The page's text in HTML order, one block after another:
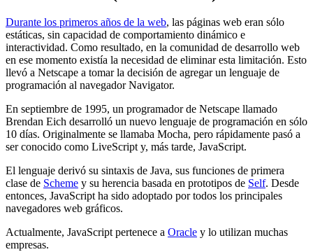
Durante los primeros años de la web, las páginas web eran sólo
estáticas, sin capacidad de comportamiento dinámico e
interactividad. Como resultado, en la comunidad de desarrollo web
en ese momento existía la necesidad de eliminar esta limitación. Esto
llevó a Netscape a tomar la decisión de agregar un lenguaje de
programación al navegador Navigator.
En septiembre de 1995, un programador de Netscape llamado
Brendan Eich desarrolló un nuevo lenguaje de programación en sólo
10 días. Originalmente se llamaba Mocha, pero rápidamente pasó a
ser conocido como LiveScript y, más tarde, JavaScript.
El lenguaje derivó su sintaxis de Java, sus funciones de primera
clase de Scheme y su herencia basada en prototipos de Self. Desde
entonces, JavaScript ha sido adoptado por todos los principales
navegadores web gráficos.
Actualmente, JavaScript pertenece a Oracle y lo utilizan muchas
empresas.